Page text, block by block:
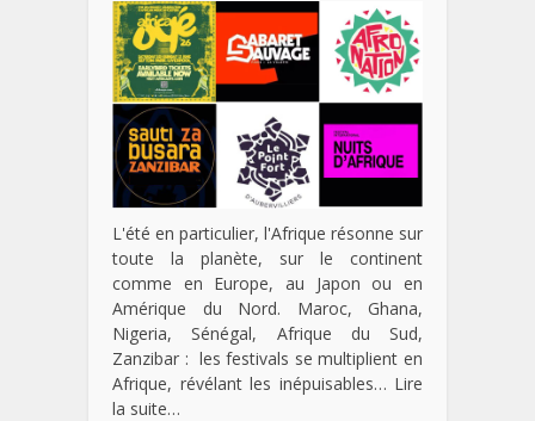
L'été en particulier, l'Afrique résonne sur
toute la planète, sur le continent
comme en Europe, au Japon ou en
Amérique du Nord. Maroc, Ghana,
Nigeria, Sénégal, Afrique du Sud,
Zanzibar : les festivals se multiplient en
Afrique, révélant les inépuisables… Lire
la suite…